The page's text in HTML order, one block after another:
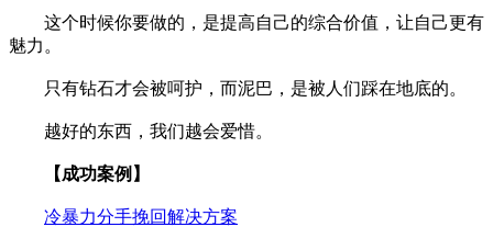
这个时候你要做的，是提高自己的综合价值，让自己更有
魅力。
只有钻石才会被呵护，而泥巴，是被人们踩在地底的。
越好的东西，我们越会爱惜。
【成功案例】
冷暴力分手挽回解决方案